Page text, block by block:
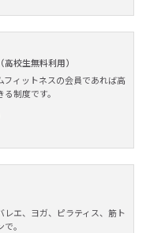
校生無料利用）
フィットネスの会員であれば高
制度です。
レエ、ヨガ、ピラティス、筋ト
。